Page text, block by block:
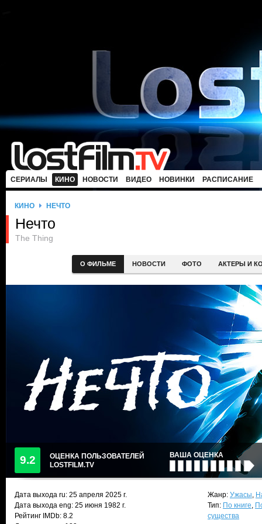
СЕРИАЛЫ КИНО НОВОСТИ ВИДЕО НОВИНКИ РАСПИСАНИЕ
КИНО НЕЧТО
Нечто
The Thing
О ФИЛЬМЕ НОВОСТИ ФОТО АКТЕРЫ И
9.2
ОЦЕНКА ПОЛЬЗОВАТЕЛЕЙ
LOSTFILM.TV
ВАША ОЦЕНКА
Дата выхода ru: 25 апреля 2025 г.
Дата выхода eng: 25 июня 1982 г.
Рейтинг IMDb: 8.2
Жанр: Ужасы,
Тип: По книге,
существа